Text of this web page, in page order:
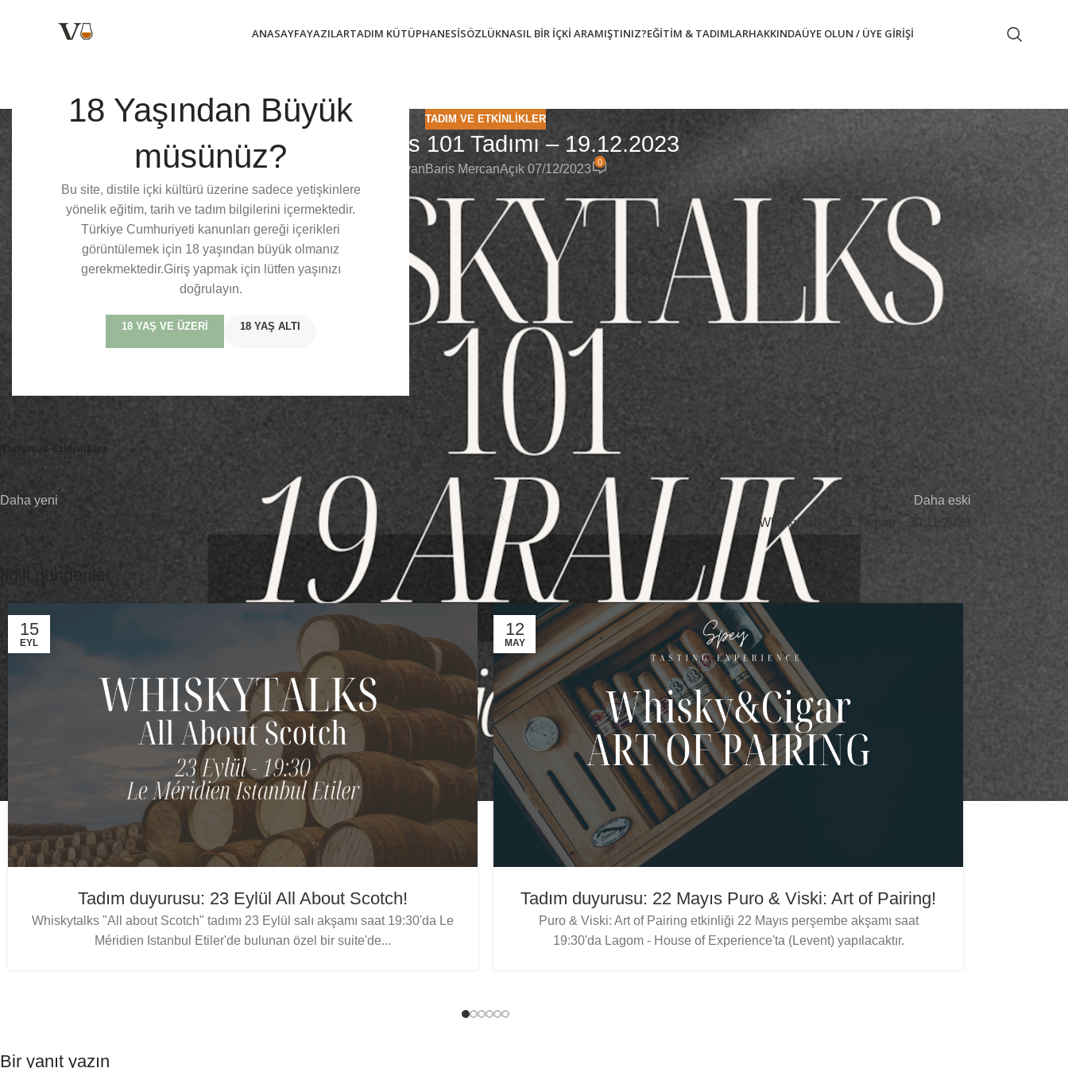
18 Yaşından Büyük
müsünüz?
Bu site, distile içki kültürü üzerine sadece yetişkinlere
yönelik eğitim, tarih ve tadım bilgilerini içermektedir.
Türkiye Cumhuriyeti kanunları gereği içerikleri
görüntülemek için 18 yaşından büyük olmanız
gerekmektedir.Giriş yapmak için lütfen yaşınızı
doğrulayın.
18 YAŞ VE ÜZERI 18 YAŞ ALTI
ANASAYFAYAZILARTADIM KÜTÜPHANESISÖZLÜKNASIL BIR İÇKI ARAMIŞTINIZ?EĞITIM & TADIMLARHAKKINDAÜYE OLUN / ÜYE GIRIŞI
TADIM VE ETKINLIKLER
WhiskyTalks 101 Tadımı – 19.12.2023
Yayınlayan Baris MercanAçık 07/12/2023
0
(Kontenjanımız dolmuştur)
Whiskytalks 101 etkinliği 19 Aralık Salı akşamı saat 20:00’de Kilimanjaro / Bomonti’de yapılacaktır. Viski kültürüne dair her şeyin konuşulacağı bu eğitimimize viski tarihi,
üretim süreçleri, ve farklı viski türleri gibi konuların yer aldığı oldukça zengin bir anlatımla başlıyoruz. Bu anlatım sırasında bizlere damaklarımızı tadıma hazırlayacak
yumuşak karakterli giriş viskimiz eşlik ediyor olacak.
İlk bölüm sonrasında İskoçya, İrlanda, Amerika ve Japonya gibi farklı ülkelerden farklı stillerde 6 viski tadacağız. Bu sırada viski tadımının inceliklerine ve aromaların bizleri
çıkardığı yolculuğa odaklanırken aynı zamanda ülkeler, bölgeler ve markalar arasındaki farklılıkları ve bu farklılıklara neden olan faktörleri konuşacağız. Bu anlatımla beraber
eğitmenimiz Barış Mercan’ın İskoçya başta olmak üzere farklı ülkelerde yaptığı gezilerden perde arkası bilgileri ve keyifli hikayeleri dinleyeceğiz. Anlatım sonrasında ise soru-
cevap kısmıyla viski kültürüne dair merak ettiklerinizi keyifli bir sohbet eşliğinde konuşacağız.
Katılım şartlarını öğrenmek ve rezervasyon için hello@speyconsultancy.com mail adresinden ve @speytastingexperience sosyal medya hesabından mesaj atabilirsiniz.
Tadım ve Etkinlikler
Daha yeni
Timorous Beastie Meet the Beast 2023
Daha eski
WhiskyTalks 101 Tadımı – 30.11.2023
İlgili gönderiler
15
EYL
Tadım duyurusu: 23 Eylül All About Scotch!
Whiskytalks "All about Scotch" tadımı 23 Eylül salı akşamı saat 19:30'da Le
Méridien Istanbul Etiler'de bulunan özel bir suite'de...
12
MAY
Tadım duyurusu: 22 Mayıs Puro & Viski: Art of Pairing!
Puro & Viski: Art of Pairing etkinliği 22 Mayıs perşembe akşamı saat
19:30'da Lagom - House of Experience'ta (Levent) yapılacaktır.
14
Bir yanıt yazın